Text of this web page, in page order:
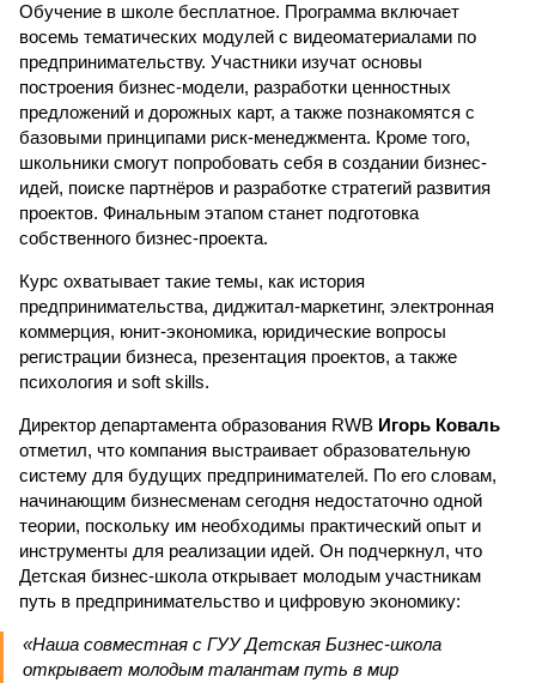
Обучение в школе бесплатное. Программа включает
восемь тематических модулей с видеоматериалами по
предпринимательству. Участники изучат основы
построения бизнес-модели, разработки ценностных
предложений и дорожных карт, а также познакомятся с
базовыми принципами риск-менеджмента. Кроме того,
школьники смогут попробовать себя в создании бизнес-
идей, поиске партнёров и разработке стратегий развития
проектов. Финальным этапом станет подготовка
собственного бизнес-проекта.
Курс охватывает такие темы, как история
предпринимательства, диджитал-маркетинг, электронная
коммерция, юнит-экономика, юридические вопросы
регистрации бизнеса, презентация проектов, а также
психология и soft skills.
Директор департамента образования RWB Игорь Коваль
отметил, что компания выстраивает образовательную
систему для будущих предпринимателей. По его словам,
начинающим бизнесменам сегодня недостаточно одной
теории, поскольку им необходимы практический опыт и
инструменты для реализации идей. Он подчеркнул, что
Детская бизнес-школа открывает молодым участникам
путь в предпринимательство и цифровую экономику:
«Наша совместная с ГУУ Детская Бизнес-школа
открывает молодым талантам путь в мир